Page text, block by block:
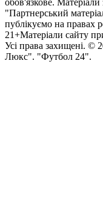
обов'язкове.
"Партнерський
публікуємо на правах
21+Матеріали сайту
Усi права захищенi. ©
Люкс". "Футбол 24".